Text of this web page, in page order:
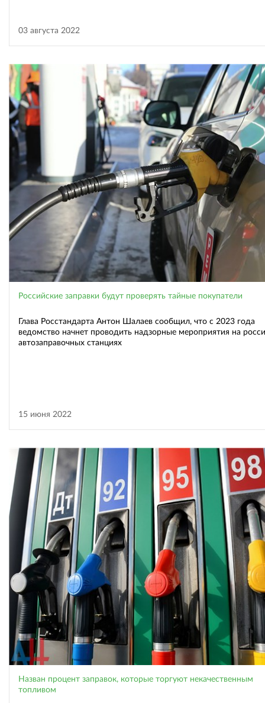
03 августа 2022
Российские заправки будут проверять тайные покупатели
Глава Росстандарта Антон Шалаев сообщил, что с 2023 года
ведомство начнет проводить надзорные мероприятия на
автозаправочных станциях
15 июня 2022
Назван процент заправок, которые торгуют некачественным
топливом